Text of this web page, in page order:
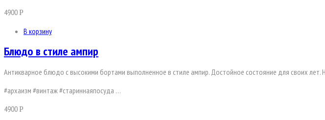
4900Р
В корзину
Блюдо в стиле ампир
Антикварное блюдо с высокими бортами выполненное в стиле ампир. Достойное состояние для своих
#архаизм #винтаж #стариннаяпосуда …
4900Р